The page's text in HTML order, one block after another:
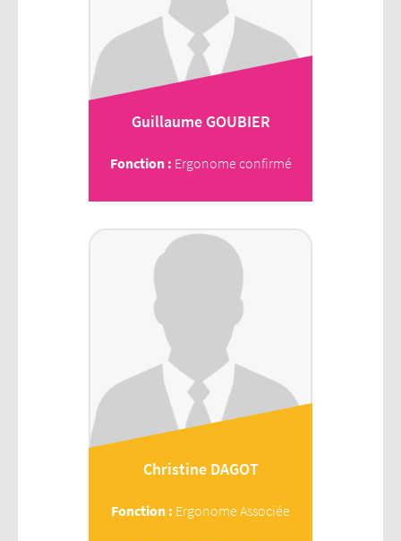
Guillaume GOUBIER
Fonction : Ergonome confirmé
Christine DAGOT
Fonction : Ergonome Associée